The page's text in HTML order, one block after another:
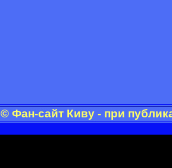
© Фан-сайт Киву - при